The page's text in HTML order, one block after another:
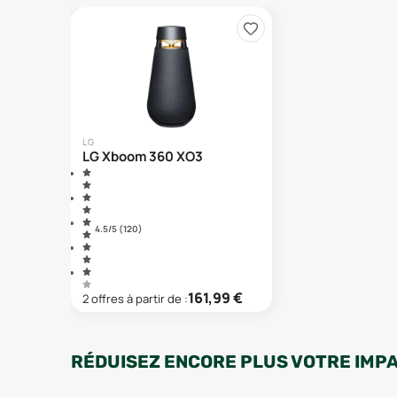
LG
LG Xboom 360 XO3
4.5/5 (120)
2offresà partir de :161,99€
RÉDUISEZ ENCORE PLUS VOTRE